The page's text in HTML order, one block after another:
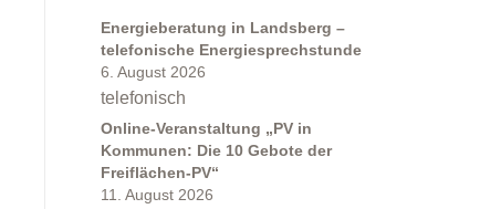
Energieberatung in Landsberg –
telefonische Energiesprechstunde
6. August 2026
telefonisch
Online-Veranstaltung „PV in
Kommunen: Die 10 Gebote der
Freiflächen-PV“
11. August 2026